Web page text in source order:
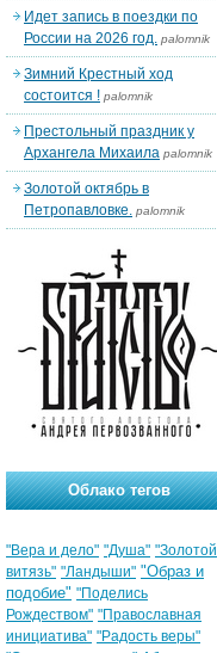
Идет запись в поездки по
России на 2026 год. palomnik
Зимний Крестный ход
состоится ! palomnik
Престольный праздник у
Архангела Михаила palomnik
Золотой октябрь в
Петропавловке. palomnik
Облако тегов
"Вера и дело" "Душа" "Золотой
витязь" "Ландыши" "Образ и
подобие" "Поделись
Рождеством" "Православная
инициатива" "Радость веры"